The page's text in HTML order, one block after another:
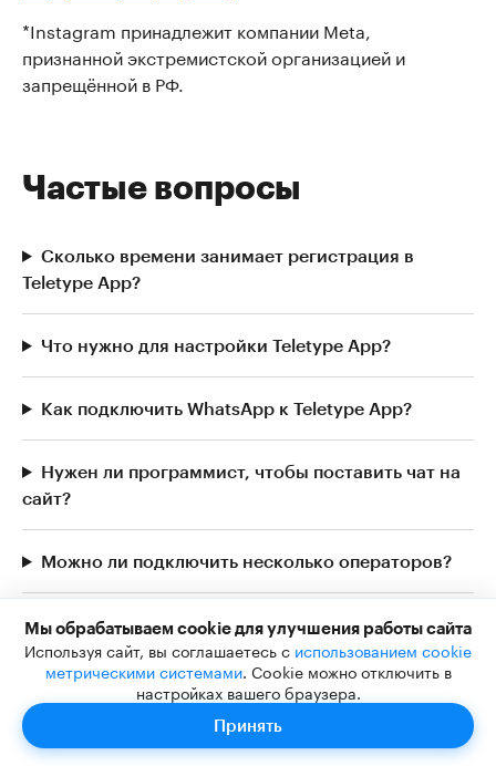
Мы обрабатываем cookie для улучшения работы сайта
Используя сайт, вы соглашаетесь с использованием cookie
метрическими системами. Cookie можно отключить в
настройках вашего браузера.
Принять
*Instagram принадлежит компании Meta,
признанной экстремистской организацией и
запрещённой в РФ.
Частые вопросы
Сколько времени занимает регистрация в
Teletype App?
Что нужно для настройки Teletype App?
Как подключить WhatsApp к Teletype App?
Нужен ли программист, чтобы поставить чат на
сайт?
Можно ли подключить несколько операторов?
Что даёт промокод при регистрации?
Поделиться статьёй